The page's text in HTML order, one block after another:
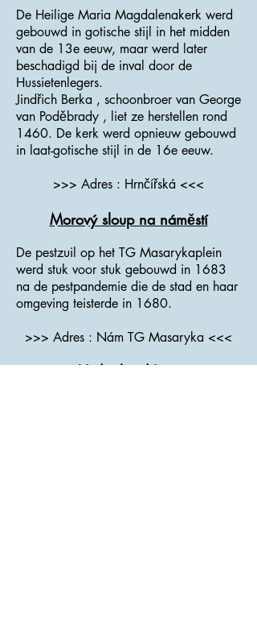
De Heilige Maria Magdalenakerk werd
gebouwd in gotische stijl in het midden
van de 13e eeuw, maar werd later
beschadigd bij de inval door de
Hussietenlegers.
Jindřich Berka , schoonbroer van George
van Poděbrady , liet ze herstellen rond
1460. De kerk werd opnieuw gebouwd
in laat-gotische stijl in de 16e eeuw.
>>> Adres : Hrnčířská <<<
Morový sloup na náměstí
De pestzuil op het TG Masarykaplein
werd stuk voor stuk gebouwd in 1683
na de pestpandemie die de stad en haar
omgeving teisterde in 1680.
>>> Adres : Nám TG Masaryka <<<
Vodní hrad Lipý